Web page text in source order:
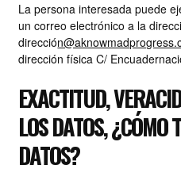
La persona interesada puede
un correo electrónico a la
direcció
dirección física C/
EXACTITUD,
LOS DATOS, ¿CÓMO
DATOS?